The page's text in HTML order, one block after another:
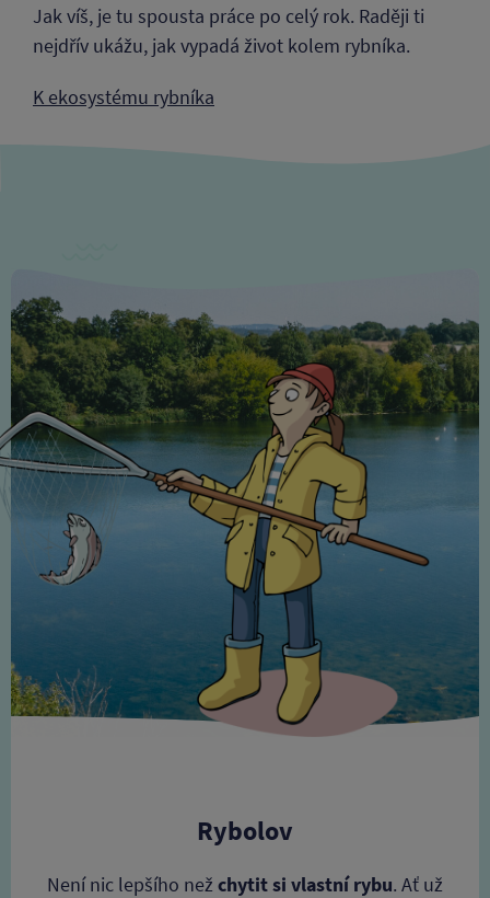
Jak víš, je tu spousta práce po celý rok. Raději ti
nejdřív ukážu, jak vypadá život kolem rybníka.
K ekosystému rybníka
Rybolov
Není nic lepšího než chytit si vlastní rybu. Ať už